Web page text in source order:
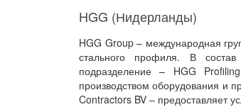
HGG (Нидерланды)
HGG Group – международная
стального профиля. В
подразделение – HGG
производством оборудования и
Contractors BV – предоставляет